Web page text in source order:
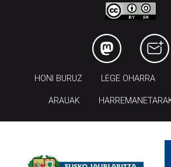
HONI BURUZ LEGE OHARRA
ARAUAK